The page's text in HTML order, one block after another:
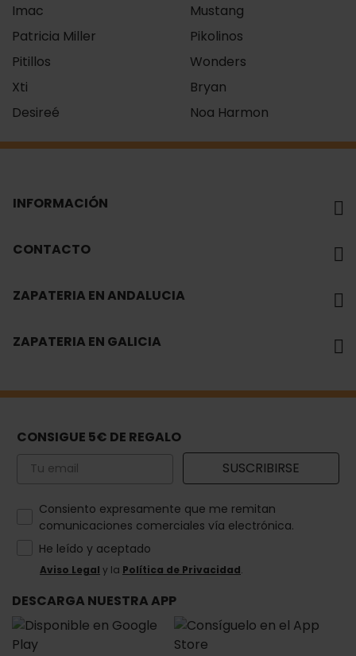
Imac
Mustang
Patricia Miller
Pikolinos
Pitillos
Wonders
Xti
Bryan
Desireé
Noa Harmon
INFORMACIÓN
CONTACTO
ZAPATERIA EN ANDALUCIA
ZAPATERIA EN GALICIA
CONSIGUE 5€ DE REGALO
Email SUSCRIBIRSE
How would you like to hear from us?
Consiento expresamente que me remitan
comunicaciones comerciales vía electrónica.
He leído y aceptado
Aviso Legal y la Política de Privacidad.
DESCARGA NUESTRA APP